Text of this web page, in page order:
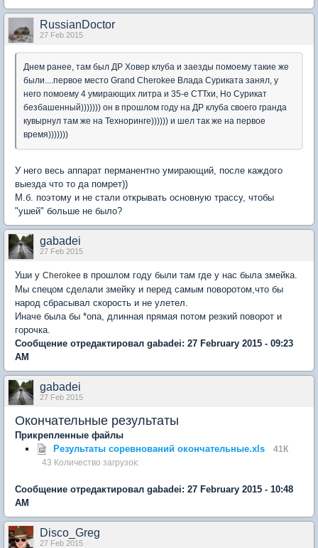
RussianDoctor
27 Feb 2015
Днем ранее, там был ДР Ховер клуба и заезды помоему такие же
были....первое место Grand Cherokee Влада Суриката занял, у
него помоему 4 умирающих литра и 35-е СТТхи, Но Сурикат
безбашенный))))))) он в прошлом году на ДР клуба своего гранда
кувырнул там же на Техноринге)))))) и шел так же на первое
время)))))))
У него весь аппарат перманентно умирающий, после каждого
выезда что то да помрет))
М.б. поэтому и не стали открывать основную трассу, чтобы
"ушей" больше не было?
gabadei
27 Feb 2015
Уши у Cherokee в прошлом году были там где у нас была змейка.
Мы спецом сделали змейку и перед самым поворотом,что бы
народ сбрасывал скорость и не улетел.
Иначе была бы *опа, длинная прямая потом резкий поворот и
горочка.
Сообщение отредактировал gabadei: 27 February 2015 - 09:23
AM
gabadei
27 Feb 2015
Окончательные результаты
Прикрепленные файлы
Результаты соревнований окончательные.xls
41К
43 Количество загрузок:
Сообщение отредактировал gabadei: 27 February 2015 - 10:48
AM
Disco_Greg
27 Feb 2015